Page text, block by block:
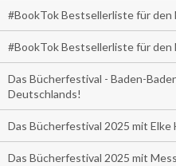
#BookTok Bestsellerliste für den
#BookTok Bestsellerliste für
Das Bücherfestival - Baden-
Deutschlands!
Das Bücherfestival 2025 mit Elke
Das Bücherfestival 2025 mit